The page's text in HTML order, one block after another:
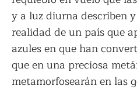
y a luz diurna describen
realidad de un país que
azules en que han
que en una preciosa
metamorfosearán en las